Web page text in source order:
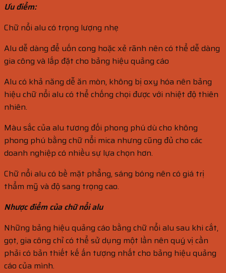
Ưu điểm:
Chữ nổi alu có trọng lượng nhẹ
Alu dễ dàng để uốn cong hoặc xẻ rãnh nên có thể dễ dàng
gia công và lắp đặt cho bảng hiệu quảng cáo
Alu có khả năng dễ ăn mòn, không bị oxy hóa nên bảng
hiệu chữ nổi alu có thể chống chọi được với nhiệt độ thiên
nhiên.
Màu sắc của alu tương đối phong phú dù cho không
phong phú bằng chữ nổi mica nhưng cũng đủ cho các
doanh nghiệp có nhiều sự lựa chọn hơn.
Chữ nổi alu có bề mặt phẳng, sáng bóng nên có giá trị
thẩm mỹ và độ sang trọng cao.
Nhược điểm của chữ nổi alu
Những bảng hiệu quảng cáo bằng chữ nổi alu sau khi cắt,
gọt, gia công chỉ có thể sử dụng một lần nên quý vị cần
phải có bản thiết kế ấn tượng nhất cho bảng hiệu quảng
cáo của mình.